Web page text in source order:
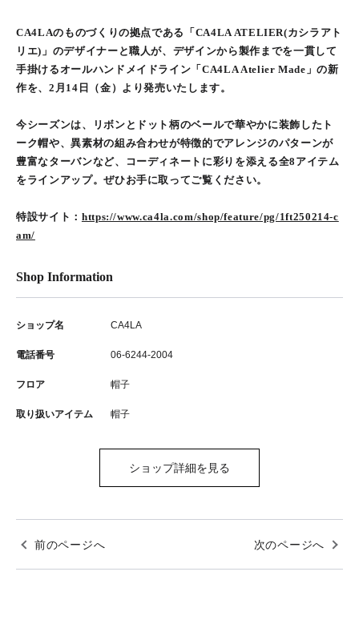
CA4LAのものづくりの拠点である「CA4LA ATELIER(カシラアト
リエ)」のデザイナーと職人が、デザインから製作までを一貫して
手掛けるオールハンドメイドライン「CA4LA Atelier Made」の新
作を、2月14日（金）より発売いたします。
今シーズンは、リボンとドット柄のベールで華やかに装飾したト
ーク帽や、異素材の組み合わせが特徴的でアレンジのパターンが
豊富なターバンなど、コーディネートに彩りを添える全8アイテム
をラインアップ。ぜひお手に取ってご覧ください。
特設サイト： https://www.ca4la.com/shop/feature/pg/1ft250214-c
am/
Shop Information
ショップ名 CA4LA
電話番号 06-6244-2004
フロア 帽子
取り扱いアイテム 帽子
ショップ詳細を見る
前のページへ 次のページへ